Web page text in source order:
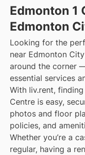
Edmonton 1
Edmonton
Looking for the
near Edmonton
around the corner
essential services
With liv.rent,
Centre is easy,
photos and floor
policies, and
Whether you’re a
regular, having a